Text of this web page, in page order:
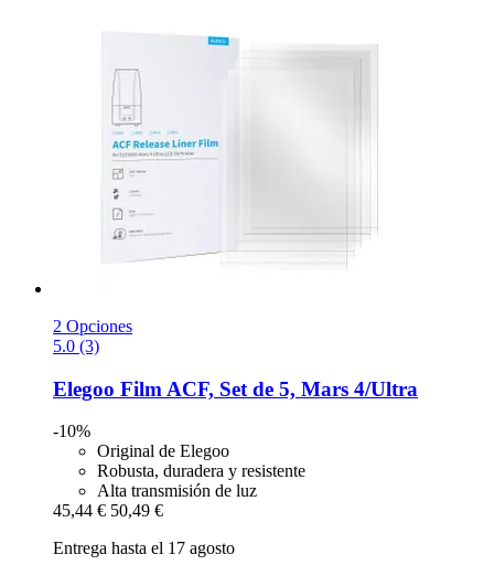
2 Opciones
5.0 (3)
Elegoo Film ACF, Set de 5, Mars 4/Ultra
-10%
Original de Elegoo
Robusta, duradera y resistente
Alta transmisión de luz
45,44 € 50,49 €
Entrega hasta el 17 agosto